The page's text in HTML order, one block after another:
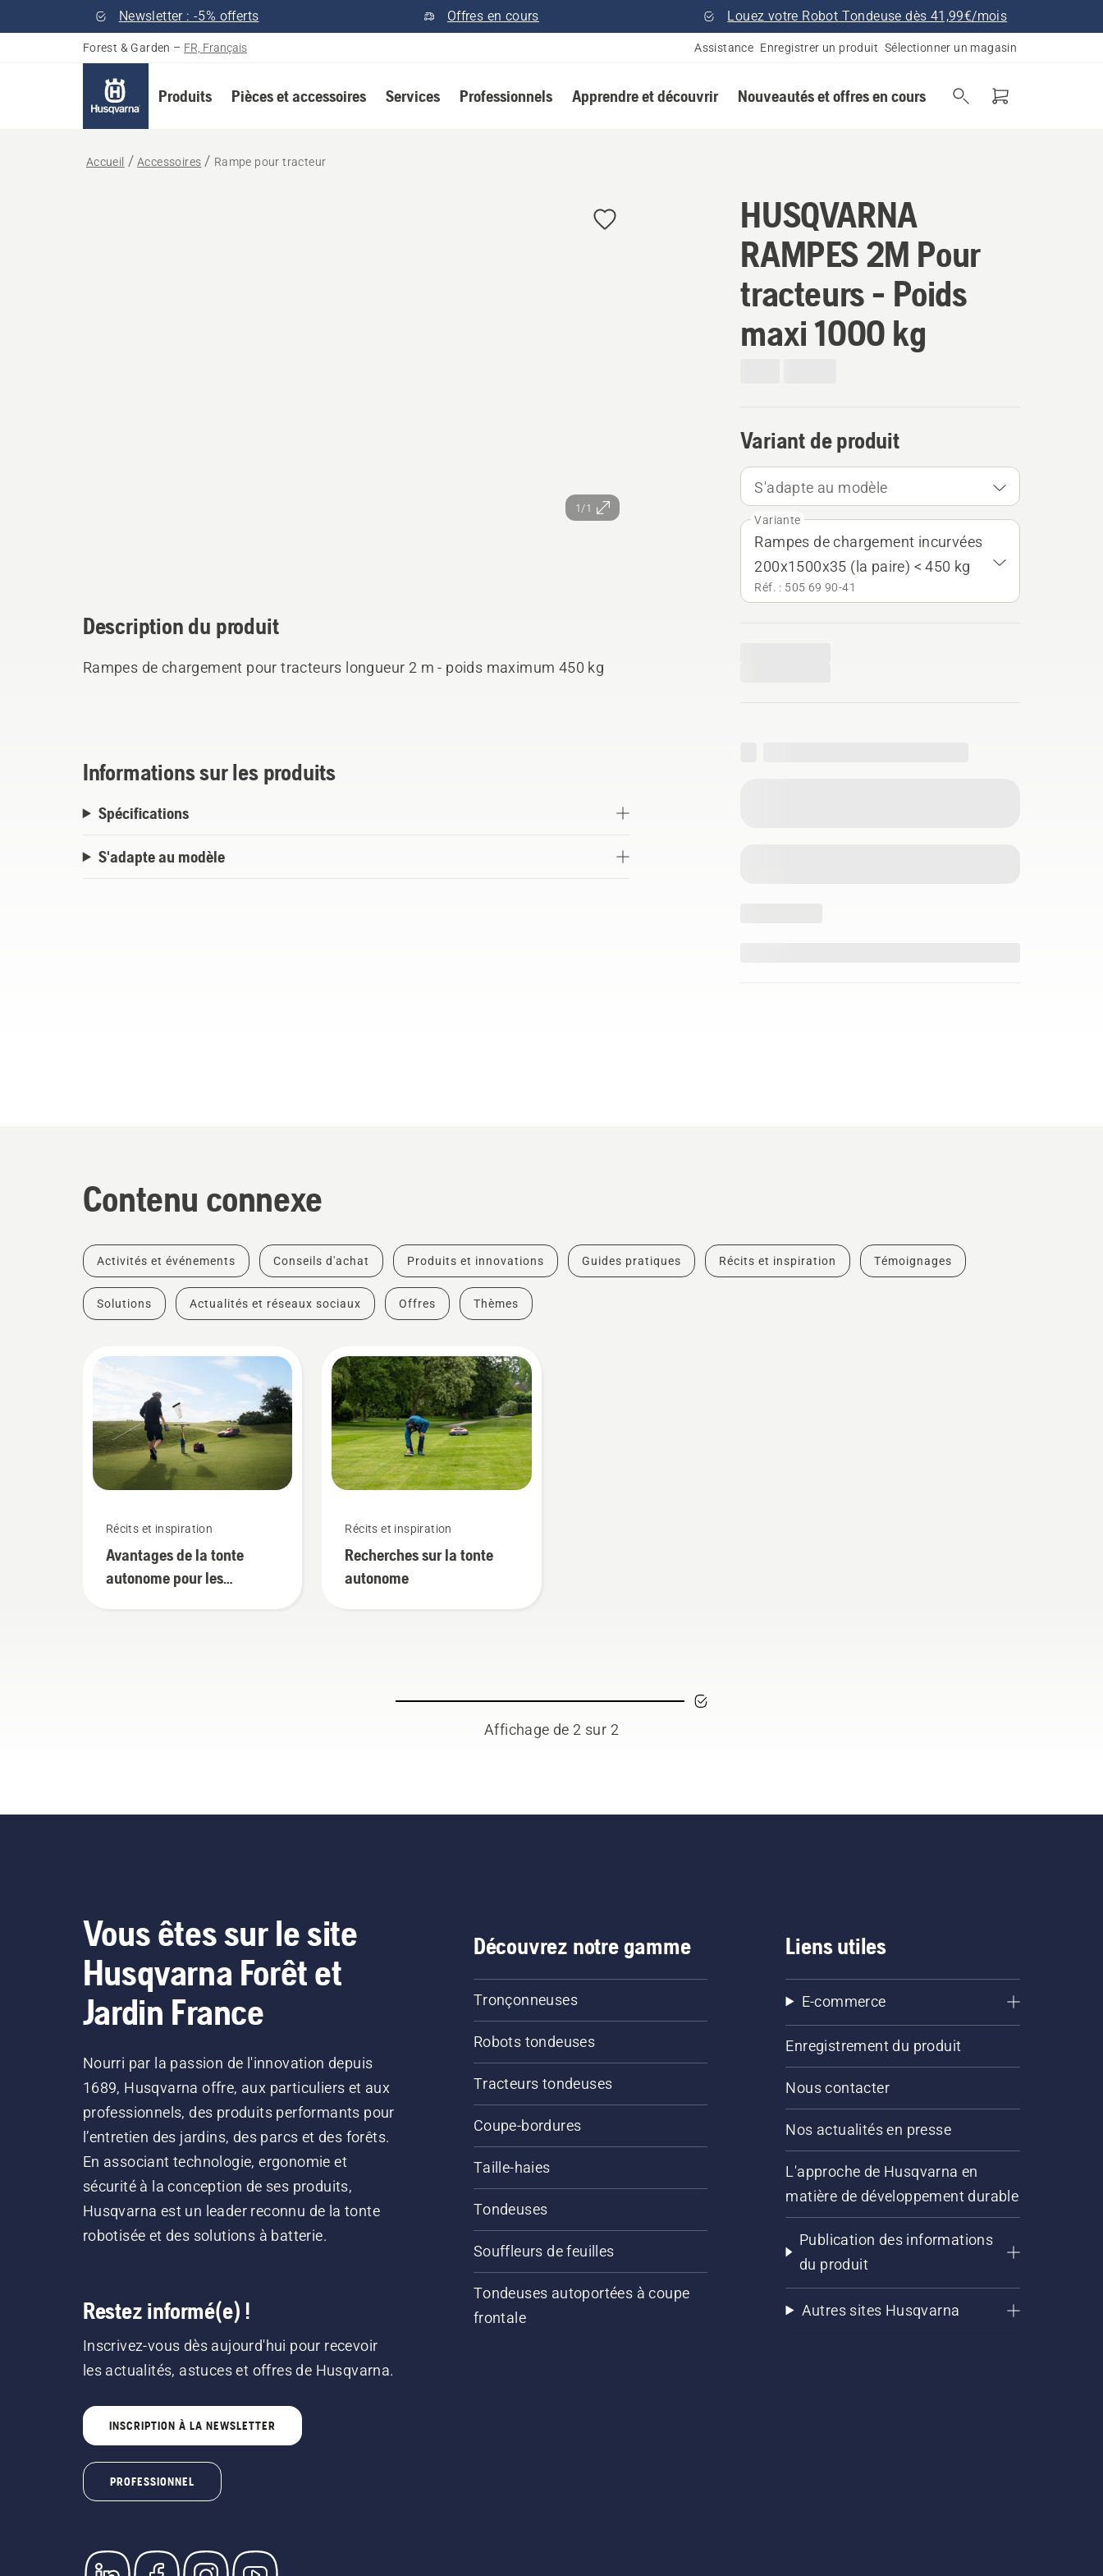
Newsletter : -5% offerts Offres en cours Louez votre Robot Tondeuse dès 41,99€/mois
Forest & Garden – FR, Français Assistance Enregistrer un produit Sélectionner un magasin
Produits Pièces et accessoires Services Professionnels Apprendre et découvrir Nouveautés et offres en cours
Accueil Accessoires Rampe pour tracteur
1/1
HUSQVARNA
RAMPES 2M Pour
tracteurs - Poids
maxi 1000 kg
Variant de produit
S'adapte au modèle
Variante
Rampes de chargement incurvées
200x1500x35 (la paire) < 450 kg
Réf. : 505 69 90‑41
Description du produit
Rampes de chargement pour tracteurs longueur 2 m - poids maximum 450 kg
Informations sur les produits
Spécifications
S'adapte au modèle
Contenu connexe
Activités et événements Conseils d'achat Produits et innovations Guides pratiques Récits et inspiration Témoignages
Solutions Actualités et réseaux sociaux Offres Thèmes
Récits et inspiration
Avantages de la tonte
autonome pour les
Récits et inspiration
Recherches sur la tonte
autonome
Affichage de 2 sur 2
Vous êtes sur le site
Husqvarna Forêt et
Jardin France
Nourri par la passion de l'innovation depuis
1689, Husqvarna offre, aux particuliers et aux
professionnels, des produits performants pour
l’entretien des jardins, des parcs et des forêts.
En associant technologie, ergonomie et
sécurité à la conception de ses produits,
Husqvarna est un leader reconnu de la tonte
robotisée et des solutions à batterie.
Restez informé(e) !
Inscrivez-vous dès aujourd'hui pour recevoir
les actualités, astuces et offres de Husqvarna.
INSCRIPTION À LA NEWSLETTER
PROFESSIONNEL
Découvrez notre gamme
Tronçonneuses
Robots tondeuses
Tracteurs tondeuses
Coupe-bordures
Taille-haies
Tondeuses
Souffleurs de feuilles
Tondeuses autoportées à coupe
frontale
Liens utiles
E-commerce
Enregistrement du produit
Nous contacter
Nos actualités en presse
L'approche de Husqvarna en
matière de développement durable
Publication des informations
du produit
Autres sites Husqvarna